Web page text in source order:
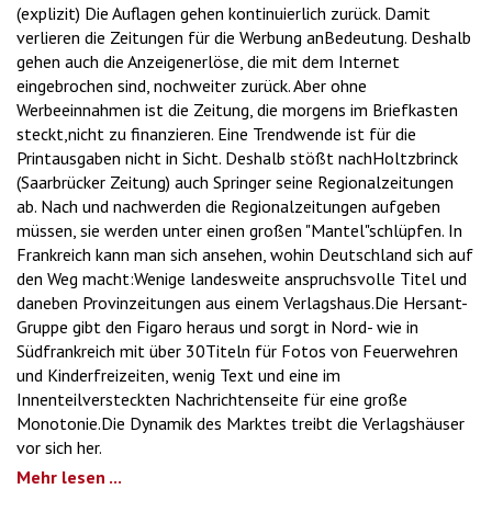
(explizit) Die Auflagen gehen kontinuierlich zurück. Damit
verlieren die Zeitungen für die Werbung anBedeutung. Deshalb
gehen auch die Anzeigenerlöse, die mit dem Internet
eingebrochen sind, nochweiter zurück. Aber ohne
Werbeeinnahmen ist die Zeitung, die morgens im Briefkasten
steckt,nicht zu finanzieren. Eine Trendwende ist für die
Printausgaben nicht in Sicht. Deshalb stößt nachHoltzbrinck
(Saarbrücker Zeitung) auch Springer seine Regionalzeitungen
ab. Nach und nachwerden die Regionalzeitungen aufgeben
müssen, sie werden unter einen großen "Mantel"schlüpfen. In
Frankreich kann man sich ansehen, wohin Deutschland sich auf
den Weg macht:Wenige landesweite anspruchsvolle Titel und
daneben Provinzeitungen aus einem Verlagshaus.Die Hersant-
Gruppe gibt den Figaro heraus und sorgt in Nord- wie in
Südfrankreich mit über 30Titeln für Fotos von Feuerwehren
und Kinderfreizeiten, wenig Text und eine im
Innenteilversteckten Nachrichtenseite für eine große
Monotonie.Die Dynamik des Marktes treibt die Verlagshäuser
vor sich her.
Mehr lesen ...